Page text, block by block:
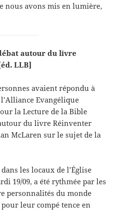
nous avons mis en lumière,
autour du livre
LLB]
avaient répondu à
Evangélique
la Lecture de la Bible
du livre Réinventer
McLaren sur le sujet de la
les locaux de l’Église
19/09, a été rythmée par les
personnalités du monde
leur compé tence en